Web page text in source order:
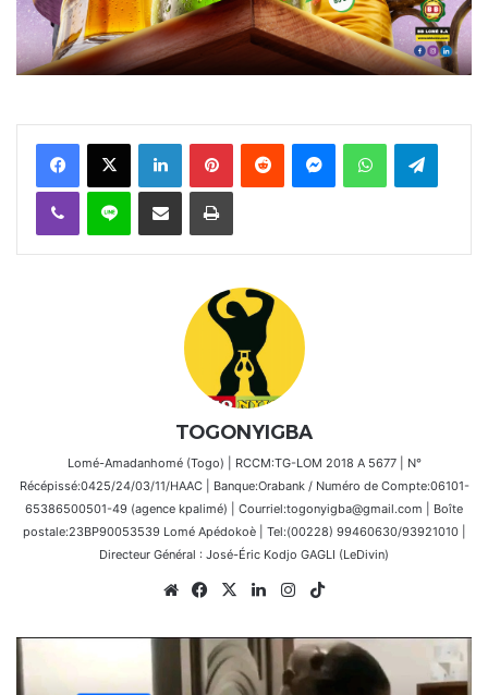
FacebookX Linkedin PinterestReddit MessengerWhatsAppTelegram
Viber Ligne Partager par email Imprimer
TOGONYIGBA
Lomé-Amadanhomé (Togo) | RCCM:TG-LOM 2018 A 5677 | N°
Récépissé:0425/24/03/11/HAAC | Banque:Orabank / Numéro de Compte:06101-
65386500501-49 (agence kpalimé) | Courriel:togonyigba@gmail.com | Boîte
postale:23BP90053539 Lomé Apédokoè | Tel:(00228) 99460630/93921010 |
Directeur Général : José-Éric Kodjo GAGLI (LeDivin)
WebsiteFacebook
X LinkedinInstagram